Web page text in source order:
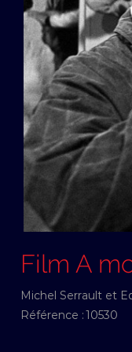
Film A
Michel Serrault et
Référence :10530